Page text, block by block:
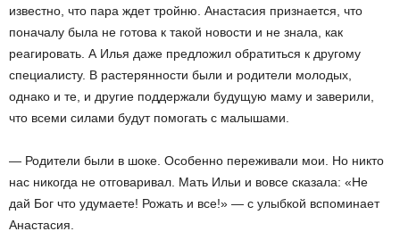
известно, что пара ждет тройню. Анастасия признается, что
поначалу была не готова к такой новости и не знала, как
реагировать. А Илья даже предложил обратиться к другому
специалисту. В растерянности были и родители молодых,
однако и те, и другие поддержали будущую маму и заверили,
что всеми силами будут помогать с малышами.
— Родители были в шоке. Особенно переживали мои. Но никто
нас никогда не отговаривал. Мать Ильи и вовсе сказала: «Не
дай Бог что удумаете! Рожать и все!» — с улыбкой вспоминает
Анастасия.